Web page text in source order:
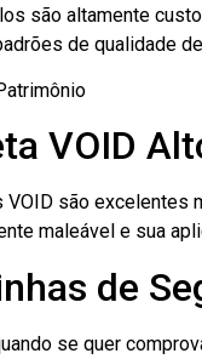
são altamente
de qualidade
VOID
VOID são excelentes
maleável e sua
de
se quer